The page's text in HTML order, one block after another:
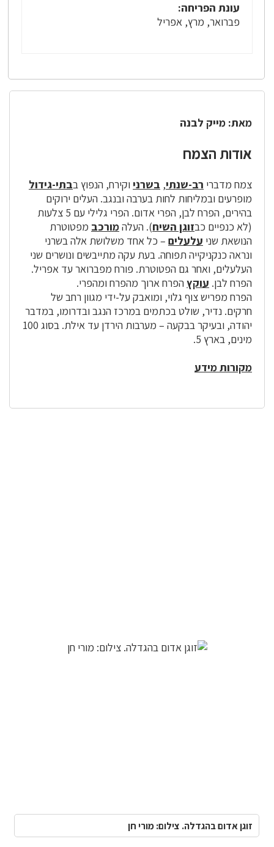
עונת הפריחה:
פברואר, מרץ, אפריל
מאת: מייק לבנה
אודות הצמח
צמח מדברי רב-שנתי, בשרני וקירח, הנפוץ בבתי-גידול
מופרעים ובמליחות לחות בערבה ובנגב. העלים ירוקים
בהירים, הפרח לבן, הפרי אדום. הפרי גלילי עם 5 צלעות
(לא כנפיים כבזוגן השיח). העלהמורכב מפטוטרת
הנושאת שני עלעלים – כל אחד משלושת אלה בשרני
ונראה כנקניקייה תפוחה. בעת עקה מתייבשים ונושרים שני
העלעלים, ואחר גם הפטוטרת. פורח מפברואר עד אפריל.
הפרח לבן. עוקץ הפרח ארוך מהפרח ומהפרי.
הפרח מפריש צוף גלוי, ומואבק על-ידי מגוון רחב של
חרקים. נדיר, שולט בכתמים במרכז הנגב ובדרומו, במדבר
יהודה, ובעיקר בבקעה – מערבות הירדן עד אילת. בסוג 100
מינים, בארץ 5.
מקורות מידע
זוגן אדום בהגדלה. צילום: מורי חן